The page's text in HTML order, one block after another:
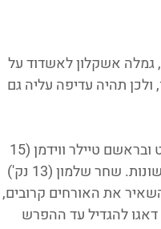
גמלה אשקלון לאשדוד על
תהיה עדיפה עליה גם
נק' ו-11 ריב') ועוז לביא (14 נק' ו-7 ריב'), בדרך ל-31:21 בתום 10 הדקות הראשונות. שחר שלמון (13 נק')
דאבל-דאבל ניסו להשאיר את האורחים קרובים,
בהופעת בכורה נאה דאגו להגדיל עד ההפרש